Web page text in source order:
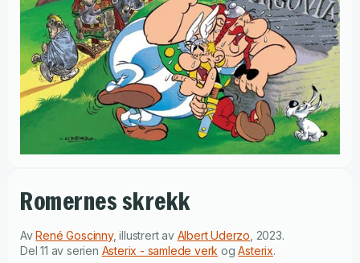
Romernes skrekk
AvRené Goscinny,illustrert av Albert Uderzo 2023.
Del 11 av serien Asterix - samlede verk ogAsterix.